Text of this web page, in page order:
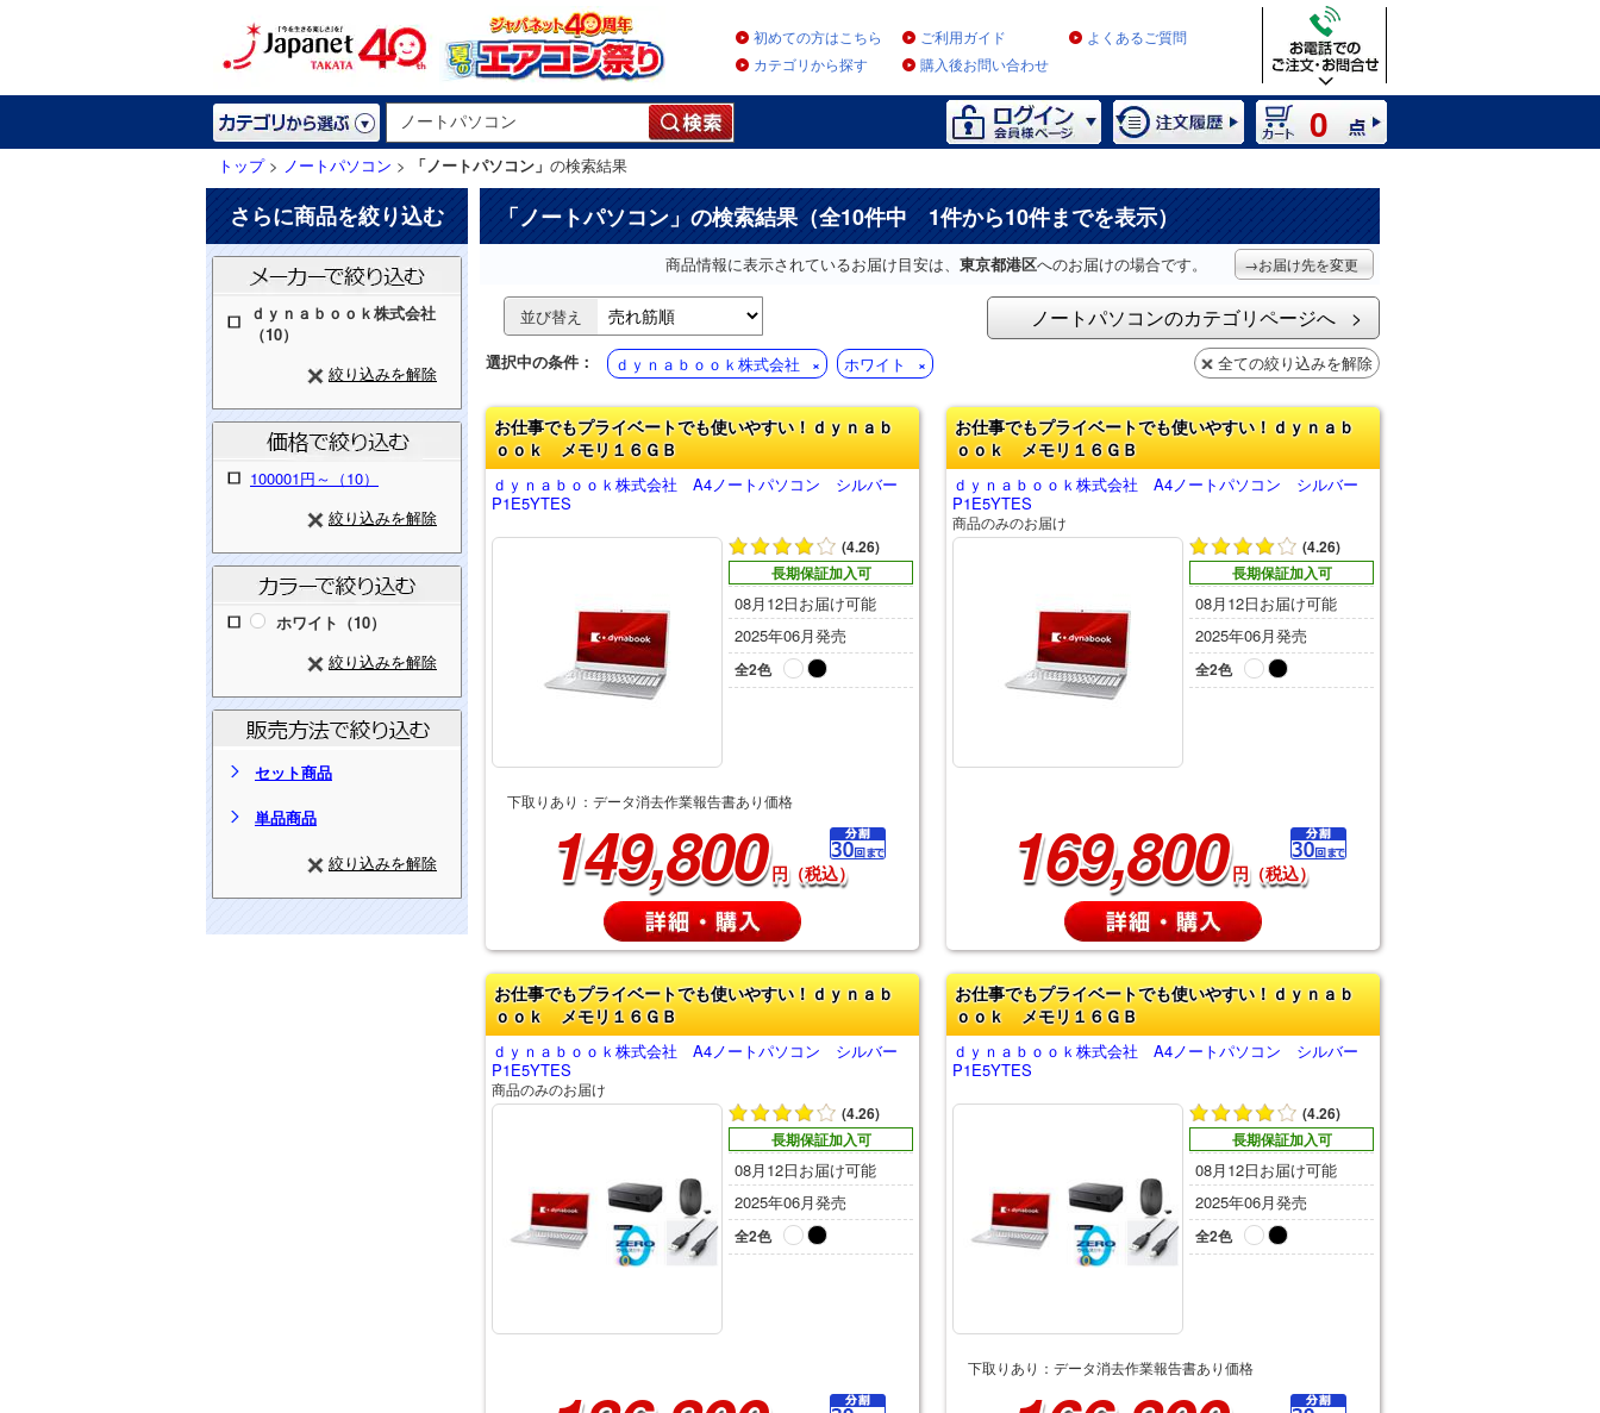
初めての方はこちら ご利用ガイド
よくあるご質問
カテゴリから探す
購入後お問い合わせ
0
トップ> ノートパソコン > 「ノートパソコン」 の検索結果
さらに商品を絞り込む
ｄｙｎａｂｏｏｋ株式会社
（10）
絞り込みを解除
100001円～（10）
絞り込みを解除
ホワイト（10）
絞り込みを解除
セット商品
単品商品
絞り込みを解除
「ノートパソコン 」の検索結果（全10件中 1件から10件までを表示）
商品情報に表示されているお届け目安は、 東京都港区へのお届けの場合です。 →お届け先を変更
並び替え ノートパソコンのカテゴリページへ
選択中の条件： ｄｙｎａｂｏｏｋ株式会社 ホワイト 全ての絞り込みを解除
お仕事でもプライベートでも使いやすい！ｄｙｎａｂ
ｏｏｋ メモリ１６ＧＢ
ｄｙｎａｂｏｏｋ株式会社 A4ノートパソコン シルバー
P1E5YTES
(4.26)
長期保証加入可
08月12日お届け可能
2025年06月発売
全2色
下取りあり：データ消去作業報告書あり価格
149,800 円（税込）
お仕事でもプライベートでも使いやすい！ｄｙｎａｂ
ｏｏｋ メモリ１６ＧＢ
ｄｙｎａｂｏｏｋ株式会社 A4ノートパソコン シルバー
P1E5YTES
商品のみのお届け
(4.26)
長期保証加入可
08月12日お届け可能
2025年06月発売
全2色
169,800 円（税込）
お仕事でもプライベートでも使いやすい！ｄｙｎａｂ
ｏｏｋ メモリ１６ＧＢ
ｄｙｎａｂｏｏｋ株式会社 A4ノートパソコン シルバー
P1E5YTES
商品のみのお届け
(4.26)
長期保証加入可
08月12日お届け可能
2025年06月発売
全2色
お仕事でもプライベートでも使いやすい！ｄｙｎａｂ
ｏｏｋ メモリ１６ＧＢ
ｄｙｎａｂｏｏｋ株式会社 A4ノートパソコン シルバー
P1E5YTES
(4.26)
長期保証加入可
08月12日お届け可能
2025年06月発売
全2色
下取りあり：データ消去作業報告書あり価格